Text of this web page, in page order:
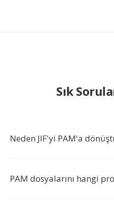
Sık
Neden JIF'yi PAM'a
PAM dosyalarını hangi